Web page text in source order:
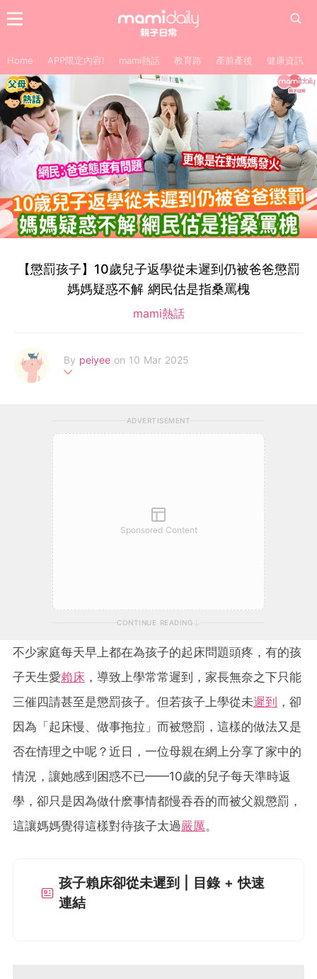
Home APP限定內容! mami熱話 教育路 產前產後 健康資訊
【懲罰孩子】10歲兒子返學從未遲到仍被爸爸懲罰
媽媽疑惑不解 網民估是指桑罵槐
mami熱話
By peiyee on 10 Mar 2025
ADVERTISEMENT
Sponsored Content
CONTINUE READING
不少家庭每天早上都在為孩子的起床問題頭疼，有的孩
子天生愛賴床 ，導致上學常常遲到，家長無奈之下只能
三催四請甚至是懲罰孩子。但若孩子上學從未遲到 ，卻
因為「起床慢、做事拖拉」而被懲罰，這樣的做法又是
否在情理之中呢？近日，一位母親在網上分享了家中的
情況，讓她感到困惑不已——10歲的兒子每天準時返
學，卻只是因為做什麽事情都慢吞吞的而被父親懲罰，
這讓媽媽覺得這樣對待孩子太過嚴厲。
孩子賴床卻從未遲到 | 目錄 + 快速
連結